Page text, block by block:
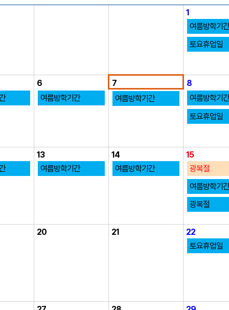
1
여름방학기간
토요휴업일
6 7
8
여름방학기간 여름방학기간
여름방학기간
토요휴업일
13 14
15
여름방학기간 여름방학기간
광복절
여름방학기간
광복절
20 21
22
토요휴업일